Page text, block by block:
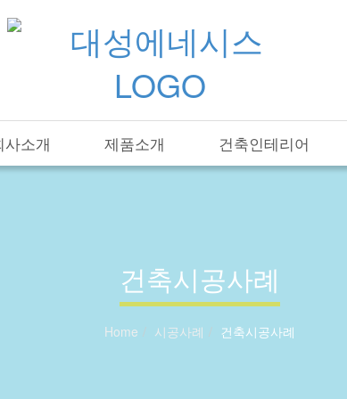
사소개 제품소개 건축인테리어
건축시공사례
Home 시공사례 건축시공사례